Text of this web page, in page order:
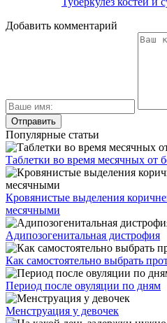
Добавить комментарий
Популярные статьи
Таблетки во время месячных от
Кровянистые выделения
месячными
Адипозогенитальная дистрофия
Как самостоятельно выбрать
Период после овуляции по дням
Менструация у девочек